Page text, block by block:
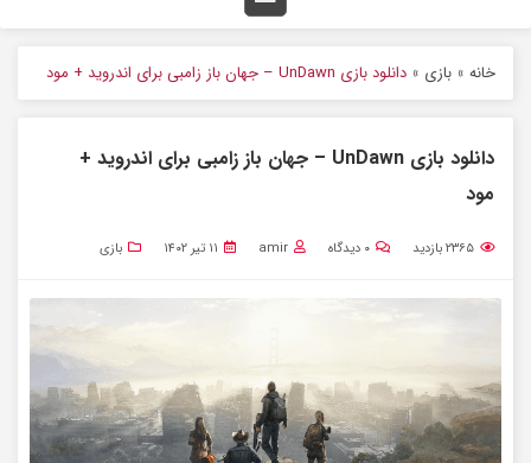
خانه » بازی » دانلود بازی UnDawn – جهان باز زامبی برای اندروید + مود
دانلود بازی UnDawn – جهان باز زامبی برای اندروید +
مود
۲۳۶۵بازدید ۰ دیدگاه amir ۱۱ تیر ۱۴۰۲ بازی